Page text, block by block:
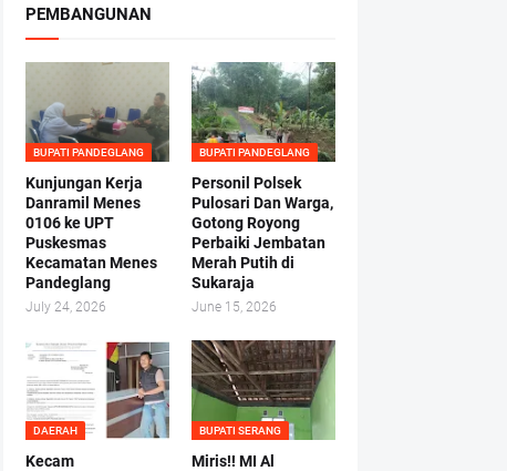
PEMBANGUNAN
BUPATI PANDEGLANG
Kunjungan Kerja
Danramil Menes
0106 ke UPT
Puskesmas
Kecamatan Menes
Pandeglang
July 24, 2026
BUPATI PANDEGLANG
Personil Polsek
Pulosari Dan Warga,
Gotong Royong
Perbaiki Jembatan
Merah Putih di
Sukaraja
June 15, 2026
DAERAH
Kecam
BUPATI SERANG
Miris!! MI Al